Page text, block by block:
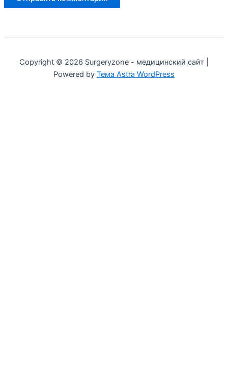
Copyright © 2026 Surgeryzone - медицинский сайт |
Powered by Тема Astra WordPress